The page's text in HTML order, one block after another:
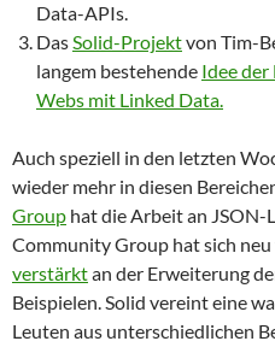
Data-APIs.
DasSolid-Projektvon Tim-
langem bestehende Idee der
Webs mit Linked Data.
Auch speziell in den letzten
wieder mehr in diesen
Group hat die Arbeit an
Community Group hat sich
verstärktan der Erweiterung
Beispielen. Solid vereint eine
Leuten aus unterschiedlichen